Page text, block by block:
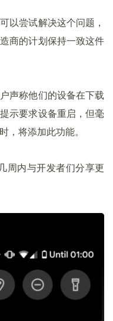
以尝试解决这个问题，
商的计划保持一致这件
声称他们的设备在下载
示要求设备重启，但毫
，将添加此功能。
周内与开发者们分享更